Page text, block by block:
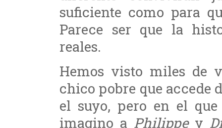
suficiente como para
Parece ser que la
reales.
Hemos visto miles de
chico pobre que accede
el suyo, pero en el
imagino a Philippey